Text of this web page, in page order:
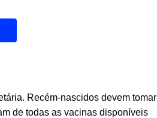
Recém-nascidos devem tomar
de todas as vacinas disponíveis